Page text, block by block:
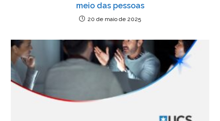
meio das pessoas
20 de maio de 2025